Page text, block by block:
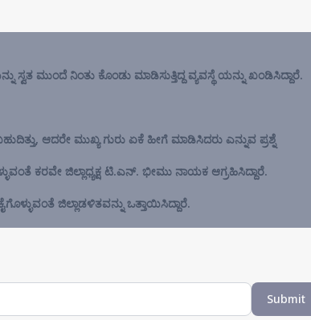
ಸ್ವತ ಮುಂದೆ ನಿಂತು ಕೊಂಡು ಮಾಡಿಸುತ್ತಿದ್ದ ವ್ಯವಸ್ಥೆ ಯನ್ನು ಖಂಡಿಸಿದ್ದಾರೆ.
ಆದರೇ ಮುಖ್ಯ ಗುರು ಏಕೆ ಹೀಗೆ ಮಾಡಿಸಿದರು ಎನ್ನುವ ಪ್ರಶ್ನೆ
ಕರವೇ ಜಿಲ್ಲಾಧ್ಯಕ್ಷ ಟಿ.ಎನ್‌. ಭೀಮು ನಾಯಕ ಆಗ್ರಹಿಸಿದ್ದಾರೆ.
ಜಿಲ್ಲಾಡಳಿತವನ್ನು ಒತ್ತಾಯಿಸಿದ್ದಾರೆ.
Submit